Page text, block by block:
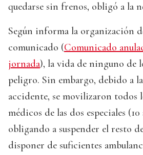
quedarse sin frenos, obligó a la
Según informa la organización
comunicado (Comunicado
jornada), la vida de ninguno de
peligro. Sin embargo, debido a
accidente, se movilizaron todos
médicos de las dos especiales
obligando a suspender el resto
disponer de suficientes